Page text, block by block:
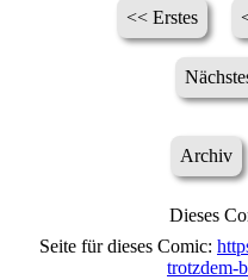
<< Erstes
Archiv
Dieses
Seite für dieses Comic:
trotzdem-